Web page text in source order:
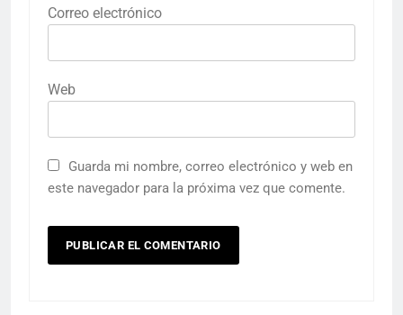
Correo electrónico
Web
Guarda mi nombre, correo electrónico y web en
este navegador para la próxima vez que comente.